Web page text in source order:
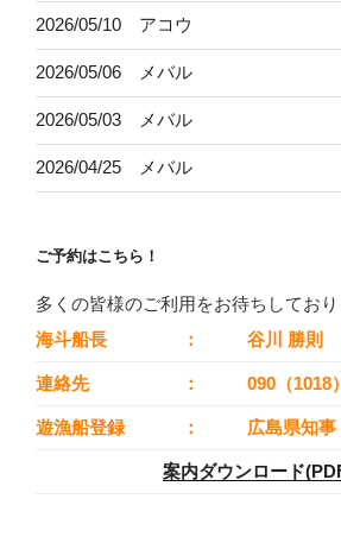
2026/05/10 アコウ
2026/05/06 メバル
2026/05/03 メバル
2026/04/25 メバル
ご予約はこちら！
多くの皆様のご利用をお待ちしており
海斗船長
： 谷川 勝則
連絡先 ： 090（1018
遊漁船登録 ： 広島県知
案内ダウンロード